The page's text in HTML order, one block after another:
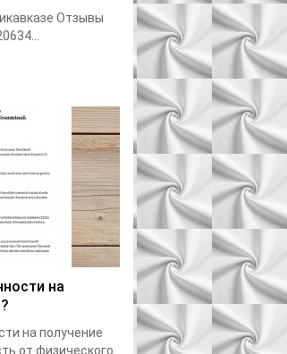
Отзывы
на
на получение
от физического